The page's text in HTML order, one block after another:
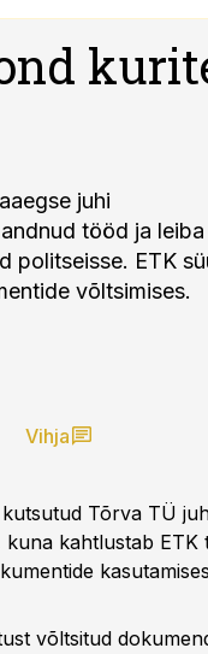
juhi
tööd ja
politseisse. ETK
võltsimises.
Vihja
Tõrva TÜ
kahtlustab
võltsitud